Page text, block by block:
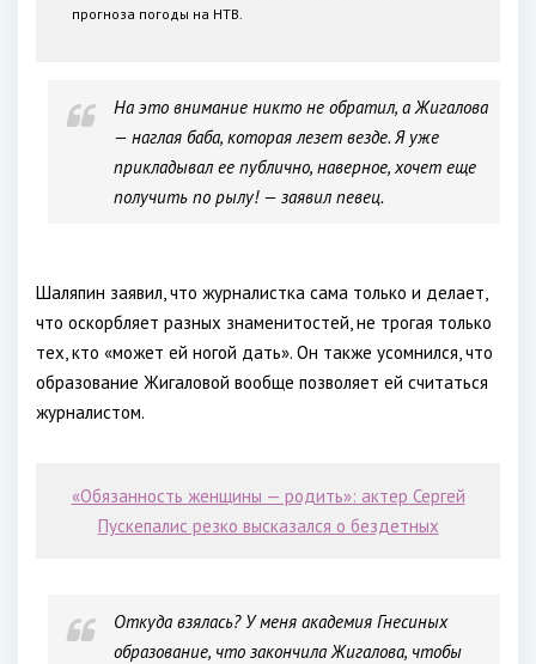
прогноза погоды на НТВ.
На это внимание никто не обратил, а Жигалова
— наглая баба, которая лезет везде. Я уже
прикладывал ее публично, наверное, хочет еще
получить по рылу! — заявил певец.
Шаляпин заявил, что журналистка сама только и делает,
что оскорбляет разных знаменитостей, не трогая только
тех, кто «может ей ногой дать». Он также усомнился, что
образование Жигаловой вообще позволяет ей считаться
журналистом.
«Обязанность женщины — родить»: актер Сергей
Пускепалис резко высказался о бездетных
Откуда взялась? У меня академия Гнесиных
образование, что закончила Жигалова, чтобы